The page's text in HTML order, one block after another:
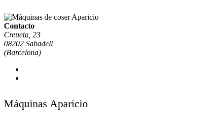
Contacto
Creueta, 23
08202 Sabadell
(Barcelona)
Máquinas Aparicio